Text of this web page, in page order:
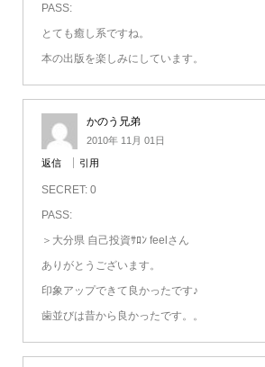
PASS:
とても癒し系ですね。
本の出版を楽しみにしています。
かのう兄弟
2010年 11月 01日
返信 引用
SECRET: 0
PASS:
＞大分県 自己投資ｻﾛﾝ feelさん
ありがとうございます。
印象アップできて良かったです♪
歯並びは昔から良かったです。。